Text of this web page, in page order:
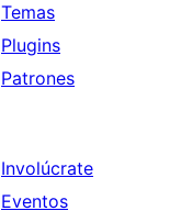
Temas
Plugins
Patrones
Involúcrate
Eventos